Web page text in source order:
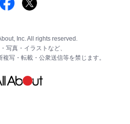
Inc. All rights reserved.
写真・イラストなど、
写・転載・公衆送信等を禁じます。